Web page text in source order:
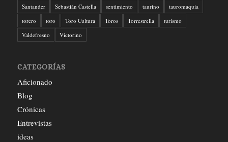
Santander
Sebastián Castella sentimiento taurino
tauromaquia
torero
toro Toro Cultura Toros Torrestrella
turismo
Valdefresno
Victorino
CATEGORÍAS
Aficionado
Blog
Crónicas
Entrevistas
ideas